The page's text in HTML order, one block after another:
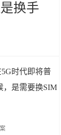
换手
时代即将普
，是需要换SIM